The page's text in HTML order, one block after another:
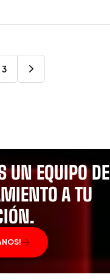
3
UN EQUIPO DE
A TU